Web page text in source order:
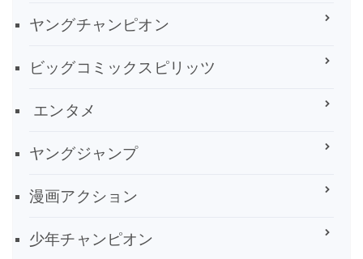
ヤングチャンピオン
ビッグコミックスピリッツ
エンタメ
ヤングジャンプ
漫画アクション
少年チャンピオン